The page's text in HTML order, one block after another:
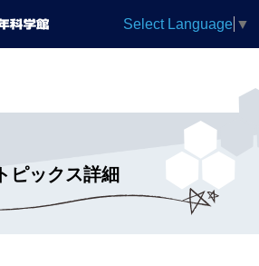
Select Language ▼
トピックス詳細